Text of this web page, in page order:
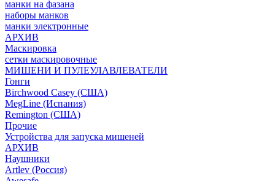
манки на фазана
наборы манков
манки электронные
АРХИВ
Маскировка
сетки маскировочные
МИШЕНИ И ПУЛЕУЛАВЛЕВАТЕЛИ
Гонги
Birchwood Casey (США)
MegLine (Испания)
Remington (США)
Прочие
Устройства для запуска мишеней
АРХИВ
Наушники
Artlev (Россия)